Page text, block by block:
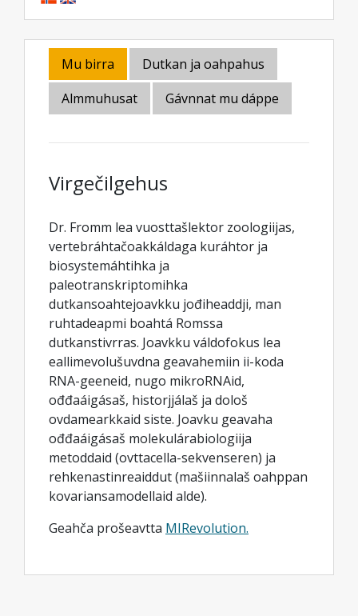
Mu birra
Dutkan ja oahpahus
Almmuhusat
Gávnnat mu dáppe
Virgečilgehus
Dr. Fromm lea vuosttašlektor zoologiijas,
vertebráhtačoakkáldaga kuráhtor ja
biosystemáhtihka ja
paleotranskriptomihka
dutkansoahtejoavkku jođiheaddji, man
ruhtadeapmi boahtá Romssa
dutkanstivrras. Joavkku váldofokus lea
eallimevolušuvdna geavahemiin ii-koda
RNA-geeneid, nugo mikroRNAid,
ođđaáigásaš, historjjálaš ja dološ
ovdamearkkaid siste. Joavku geavaha
ođđaáigásaš molekulárabiologiija
metoddaid (ovttacella-sekvenseren) ja
rehkenastinreaiddut (mašiinnalaš oahppan
kovariansamodellaid alde).
Geahča prošeavtta MIRevolution.